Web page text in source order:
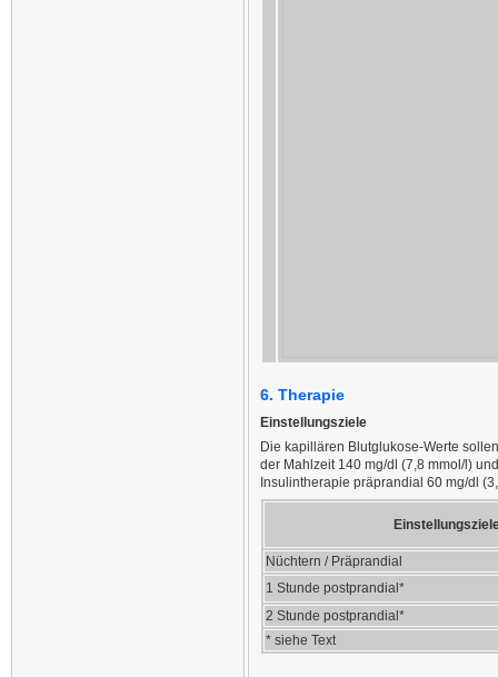
6. Therapie
Einstellungsziele
Die kapillären Blutglukose-Werte
der Mahlzeit 140 mg/dl (7,8 mmol/l)
Insulintherapie präprandial 60 mg/dl
Nüchtern / Präprandial
1 Stunde postprandial*
2 Stunde postprandial*
* siehe Text